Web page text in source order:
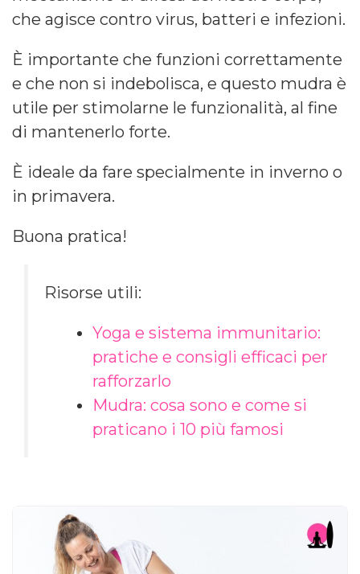
che agisce contro virus, batteri e infezioni.
È importante che funzioni correttamente
e che non si indebolisca, e questo mudra è
utile per stimolarne le funzionalità, al fine
di mantenerlo forte.
È ideale da fare specialmente in inverno o
in primavera.
Buona pratica!
Risorse utili:
Yoga e sistema immunitario:
pratiche e consigli efficaci per
rafforzarlo
Mudra: cosa sono e come si
praticano i 10 più famosi